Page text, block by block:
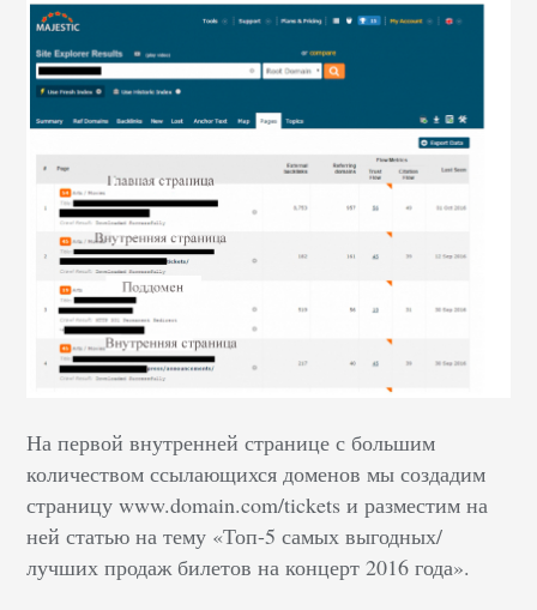
На первой внутренней странице с большим
количеством ссылающихся доменов мы создадим
страницу www.domain.com/tickets и разместим на
ней статью на тему «Топ-5 самых выгодных/
лучших продаж билетов на концерт 2016 года».